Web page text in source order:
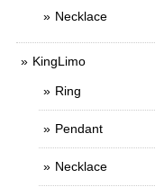
Necklace
KingLimo
Ring
Pendant
Necklace